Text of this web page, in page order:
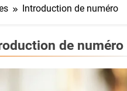
Introduction de numéro
de numéro